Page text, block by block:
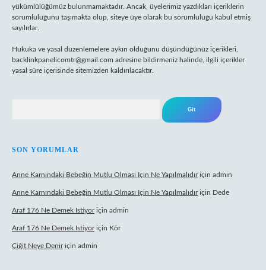
yükümlülüğümüz bulunmamaktadır. Ancak, üyelerimiz yazdıkları içeriklerin
sorumluluğunu taşımakta olup, siteye üye olarak bu sorumluluğu kabul etmiş
sayılırlar.
Hukuka ve yasal düzenlemelere aykırı olduğunu düşündüğünüz içerikleri,
backlinkpanelicomtr@gmail.com adresine bildirmeniz halinde, ilgili içerikler
yasal süre içerisinde sitemizden kaldırılacaktır.
SON YORUMLAR
Anne Karnındaki Bebeğin Mutlu Olması Için Ne Yapılmalıdıriçin admin
Anne Karnındaki Bebeğin Mutlu Olması Için Ne Yapılmalıdıriçin Dede
Araf 176 Ne Demek Istiyoriçin admin
Araf 176 Ne Demek Istiyoriçin Kör
Çiğit Neye Deniriçin admin